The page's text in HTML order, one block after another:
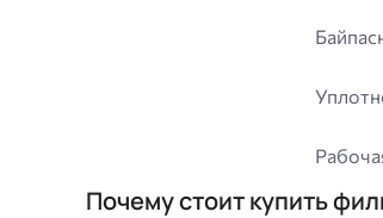
Почему стоит купить